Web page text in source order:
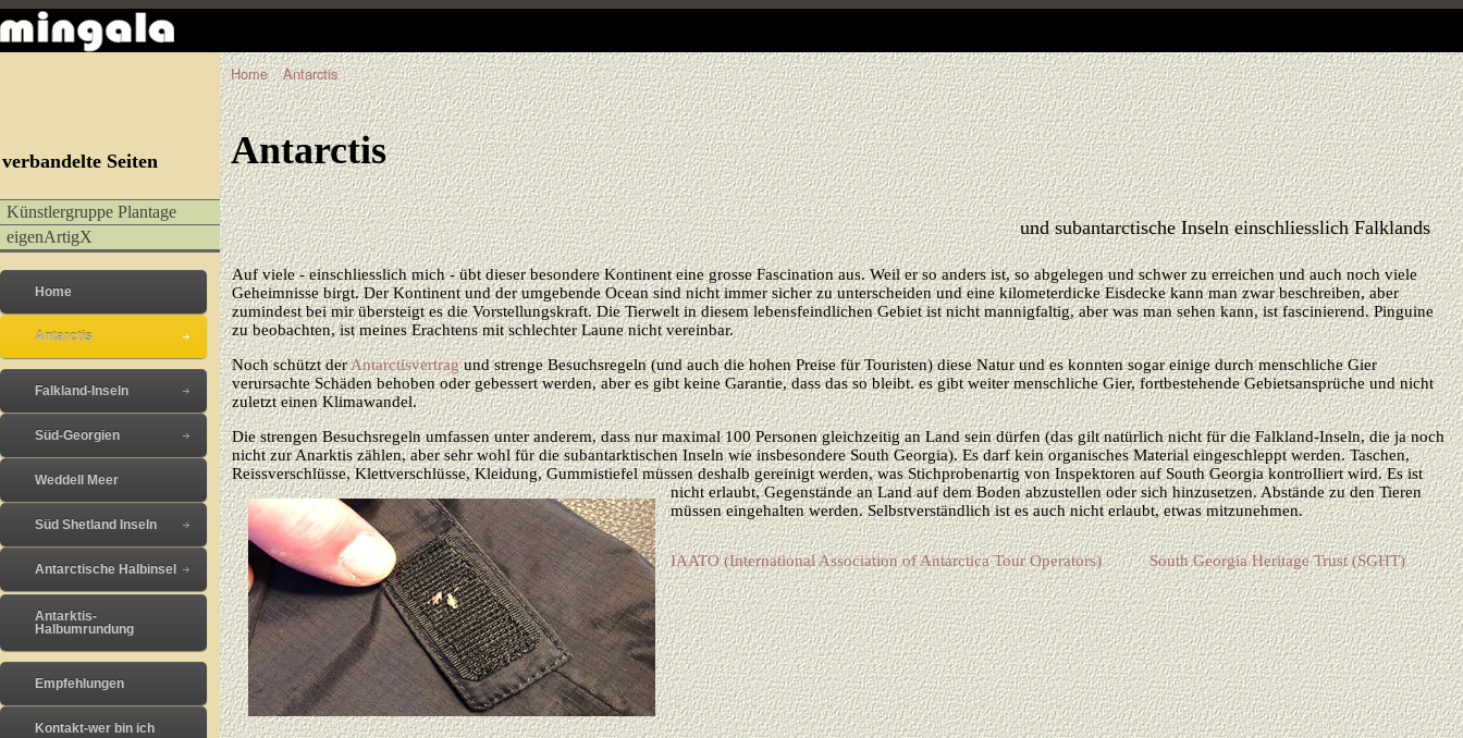
verbandelte Seiten
Künstlergruppe Plantage
eigenArtigX
Home
Antarctis
Falkland-Inseln
Süd-Georgien
Weddell Meer
Süd Shetland Inseln
Antarctische Halbinsel
Antarktis-
Halbumrundung
Empfehlungen
Kontakt-wer bin ich
Home Antarctis
Antarctis
und subantarctische Inseln einschliesslich Falklands
Auf viele - einschliesslich mich - übt dieser besondere Kontinent eine grosse Fascination aus. Weil er so anders ist, so abgelegen und schwer zu erreichen und auch noch viele
Geheimnisse birgt. Der Kontinent und der umgebende Ocean sind nicht immer sicher zu unterscheiden und eine kilometerdicke Eisdecke kann man zwar beschreiben, aber
zumindest bei mir übersteigt es die Vorstellungskraft. Die Tierwelt in diesem lebensfeindlichen Gebiet ist nicht mannigfaltig, aber was man sehen kann, ist fascinierend. Pinguine
zu beobachten, ist meines Erachtens mit schlechter Laune nicht vereinbar.
Noch schützt derAntarctisvertragund strenge Besuchsregeln (und auch die hohen Preise für Touristen) diese Natur und es konnten sogar einige durch menschliche Gier
verursachte Schäden behoben oder gebessert werden, aber es gibt keine Garantie, dass das so bleibt. es gibt weiter menschliche Gier, fortbestehende Gebietsansprüche und nicht
zuletzt einen Klimawandel.
Die strengen Besuchsregeln umfassen unter anderem, dass nur maximal 100 Personen gleichzeitig an Land sein dürfen (das gilt natürlich nicht für die Falkland-Inseln, die ja noch
nicht zur Anarktis zählen, aber sehr wohl für die subantarktischen Inseln wie insbesondere South Georgia). Es darf kein organisches Material eingeschleppt werden. Taschen,
Reissverschlüsse, Klettverschlüsse, Kleidung, Gummistiefel müssen deshalb gereinigt werden, was Stichprobenartig von Inspektoren auf South Georgia kontrolliert wird.Es ist
nicht erlaubt, Gegenstände an Land auf dem Boden abzustellen oder sich hinzusetzen. Abstände zu den Tieren
müssen eingehalten werden. Selbstverständlich ist es auch nicht erlaubt, etwas mitzunehmen.
IAATO (International Association of Antarctica Tour Operators) South Georgia Heritage Trust (SGHT)